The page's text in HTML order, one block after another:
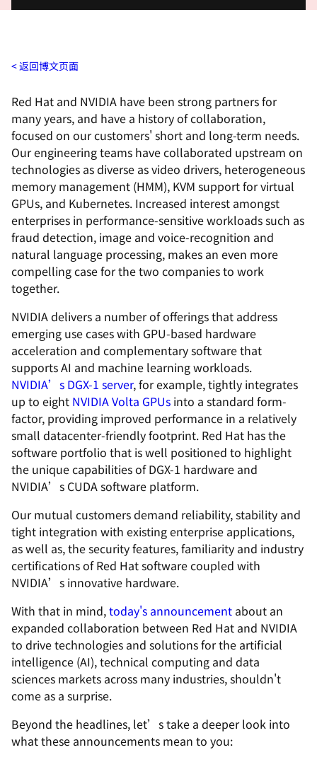
返回博文页面
Red Hat and NVIDIA have been strong partners for
many years, and have a history of collaboration,
focused on our customers' short and long-term needs.
Our engineering teams have collaborated upstream on
technologies as diverse as video drivers, heterogeneous
memory management (HMM), KVM support for virtual
GPUs, and Kubernetes. Increased interest amongst
enterprises in performance-sensitive workloads such as
fraud detection, image and voice-recognition and
natural language processing, makes an even more
compelling case for the two companies to work
together.
NVIDIA delivers a number of offerings that address
emerging use cases with GPU-based hardware
acceleration and complementary software that
supports AI and machine learning workloads.
NVIDIA’s DGX-1 server, for example, tightly integrates
up to eight NVIDIA Volta GPUs into a standard form-
factor, providing improved performance in a relatively
small datacenter-friendly footprint. Red Hat has the
software portfolio that is well positioned to highlight
the unique capabilities of DGX-1 hardware and
NVIDIA’s CUDA software platform.
Our mutual customers demand reliability, stability and
tight integration with existing enterprise applications,
as well as, the security features, familiarity and industry
certifications of Red Hat software coupled with
NVIDIA’s innovative hardware.
With that in mind,today's announcement about an
expanded collaboration between Red Hat and NVIDIA
to drive technologies and solutions for the artificial
intelligence (AI), technical computing and data
sciences markets across many industries, shouldn't
come as a surprise.
Beyond the headlines, let’s take a deeper look into
what these announcements mean to you: